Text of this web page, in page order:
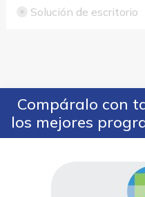
Solución de escritorio
Compáralo con
los mejores